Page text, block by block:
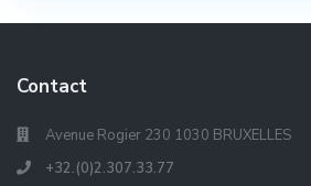
Contact
Avenue Rogier 230 1030 BRUXELLES
+32.(0)2.307.33.77